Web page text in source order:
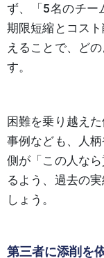
ず、「5名のチー
期限短縮とコス
えることで、ど
す。
困難を乗り越え
事例なども、人
側が「この人な
るよう、過去の
しょう。
第三者に添削を